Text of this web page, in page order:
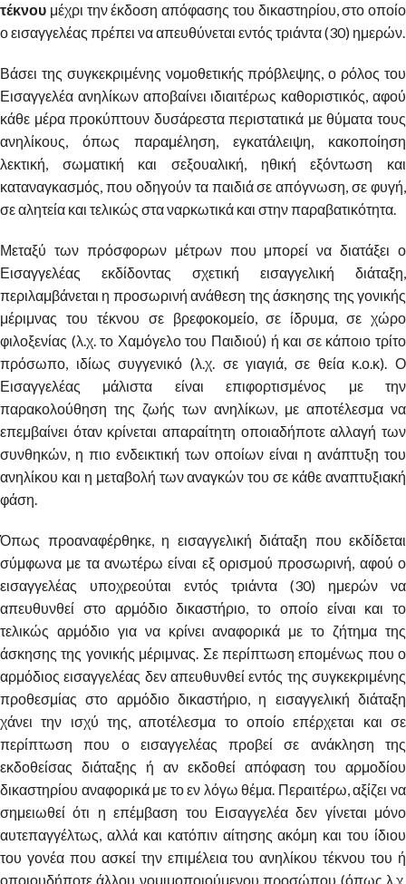
τέκνου μέχρι την έκδοση απόφασης του δικαστηρίου, στο οποίο
ο εισαγγελέας πρέπει να απευθύνεται εντός τριάντα (30) ημερών.
Βάσει της συγκεκριμένης νομοθετικής πρόβλεψης, ο ρόλος του
Εισαγγελέα ανηλίκων αποβαίνει ιδιαιτέρως καθοριστικός, αφού
κάθε μέρα προκύπτουν δυσάρεστα περιστατικά με θύματα τους
ανηλίκους, όπως παραμέληση, εγκατάλειψη, κακοποίηση
λεκτική, σωματική και σεξουαλική, ηθική εξόντωση και
καταναγκασμός, που οδηγούν τα παιδιά σε απόγνωση, σε φυγή,
σε αλητεία και τελικώς στα ναρκωτικά και στην παραβατικότητα.
Μεταξύ των πρόσφορων μέτρων που μπορεί να διατάξει ο
Εισαγγελέας εκδίδοντας σχετική εισαγγελική διάταξη,
περιλαμβάνεται η προσωρινή ανάθεση της άσκησης της γονικής
μέριμνας του τέκνου σε βρεφοκομείο, σε ίδρυμα, σε χώρο
φιλοξενίας (λ.χ. το Χαμόγελο του Παιδιού) ή και σε κάποιο τρίτο
πρόσωπο, ιδίως συγγενικό (λ.χ. σε γιαγιά, σε θεία κ.ο.κ). Ο
Εισαγγελέας μάλιστα είναι επιφορτισμένος με την
παρακολούθηση της ζωής των ανηλίκων, με αποτέλεσμα να
επεμβαίνει όταν κρίνεται απαραίτητη οποιαδήποτε αλλαγή των
συνθηκών, η πιο ενδεικτική των οποίων είναι η ανάπτυξη του
ανηλίκου και η μεταβολή των αναγκών του σε κάθε αναπτυξιακή
φάση.
Όπως προαναφέρθηκε, η εισαγγελική διάταξη που εκδίδεται
σύμφωνα με τα ανωτέρω είναι εξ ορισμού προσωρινή, αφού ο
εισαγγελέας υποχρεούται εντός τριάντα (30) ημερών να
απευθυνθεί στο αρμόδιο δικαστήριο, το οποίο είναι και το
τελικώς αρμόδιο για να κρίνει αναφορικά με το ζήτημα της
άσκησης της γονικής μέριμνας. Σε περίπτωση επομένως που ο
αρμόδιος εισαγγελέας δεν απευθυνθεί εντός της συγκεκριμένης
προθεσμίας στο αρμόδιο δικαστήριο, η εισαγγελική διάταξη
χάνει την ισχύ της, αποτέλεσμα το οποίο επέρχεται και σε
περίπτωση που ο εισαγγελέας προβεί σε ανάκληση της
εκδοθείσας διάταξης ή αν εκδοθεί απόφαση του αρμοδίου
δικαστηρίου αναφορικά με το εν λόγω θέμα. Περαιτέρω, αξίζει να
σημειωθεί ότι η επέμβαση του Εισαγγελέα δεν γίνεται μόνο
αυτεπαγγέλτως, αλλά και κατόπιν αίτησης ακόμη και του ίδιου
του γονέα που ασκεί την επιμέλεια του ανηλίκου τέκνου του ή
οποιουδήποτε άλλου νομιμοποιούμενου προσώπου (όπως λ.χ.